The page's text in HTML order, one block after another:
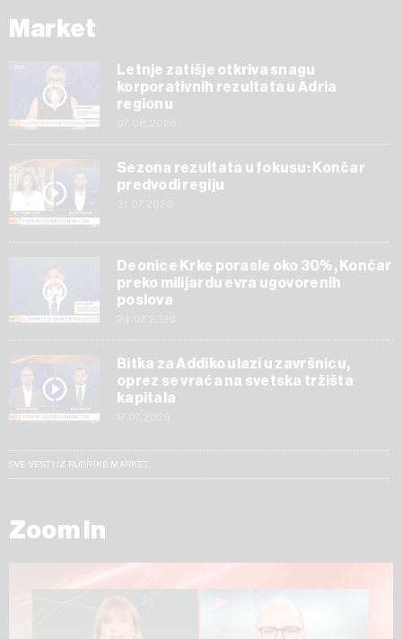
Market
Letnje zatišje otkriva snagu
korporativnih rezultata u Adria
regionu
Sezona rezultata u fokusu: Končar
predvodi regiju
Deonice Krke porasle oko 30%, Končar
preko milijardu evra ugovorenih
poslova
Bitka za Addiko ulazi u završnicu,
oprez se vraća na svetska tržišta
kapitala
SVE VESTI IZ RUBRIKE MARKET
Zoom In